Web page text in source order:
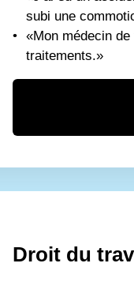
subi une
«Mon médecin
traitements.»
Droit du